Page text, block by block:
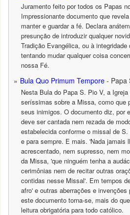
Juramento feito por todos os Papas
Impressionante documento que
manter e guardar a fé. Declara
presunção de introduzir qualquer
Tradição Evangélica, ou à integridade
tentando mudar qualquer coisa
nossa Fé.
Bula Quo Primum Tempore - Papa
Nesta Bula do Papa S. Pio V, a
seríssimas sobre a Missa, como que
seus inimigos. O documento diz, por
deve ser cantada nem rezada de
estabelecida conforme o missal de
e para sempre. E mais. 'Nada jamais
acrescentado, nem supresso, nem
da Missa, 'que ninguém tenha a
cerimônias nem de recitar outras
contidas nesse Missal'. Em tempos
afro' e outras aberrações e invenções
este documento torna-se, mais do
leitura obrigatória para todo católico.